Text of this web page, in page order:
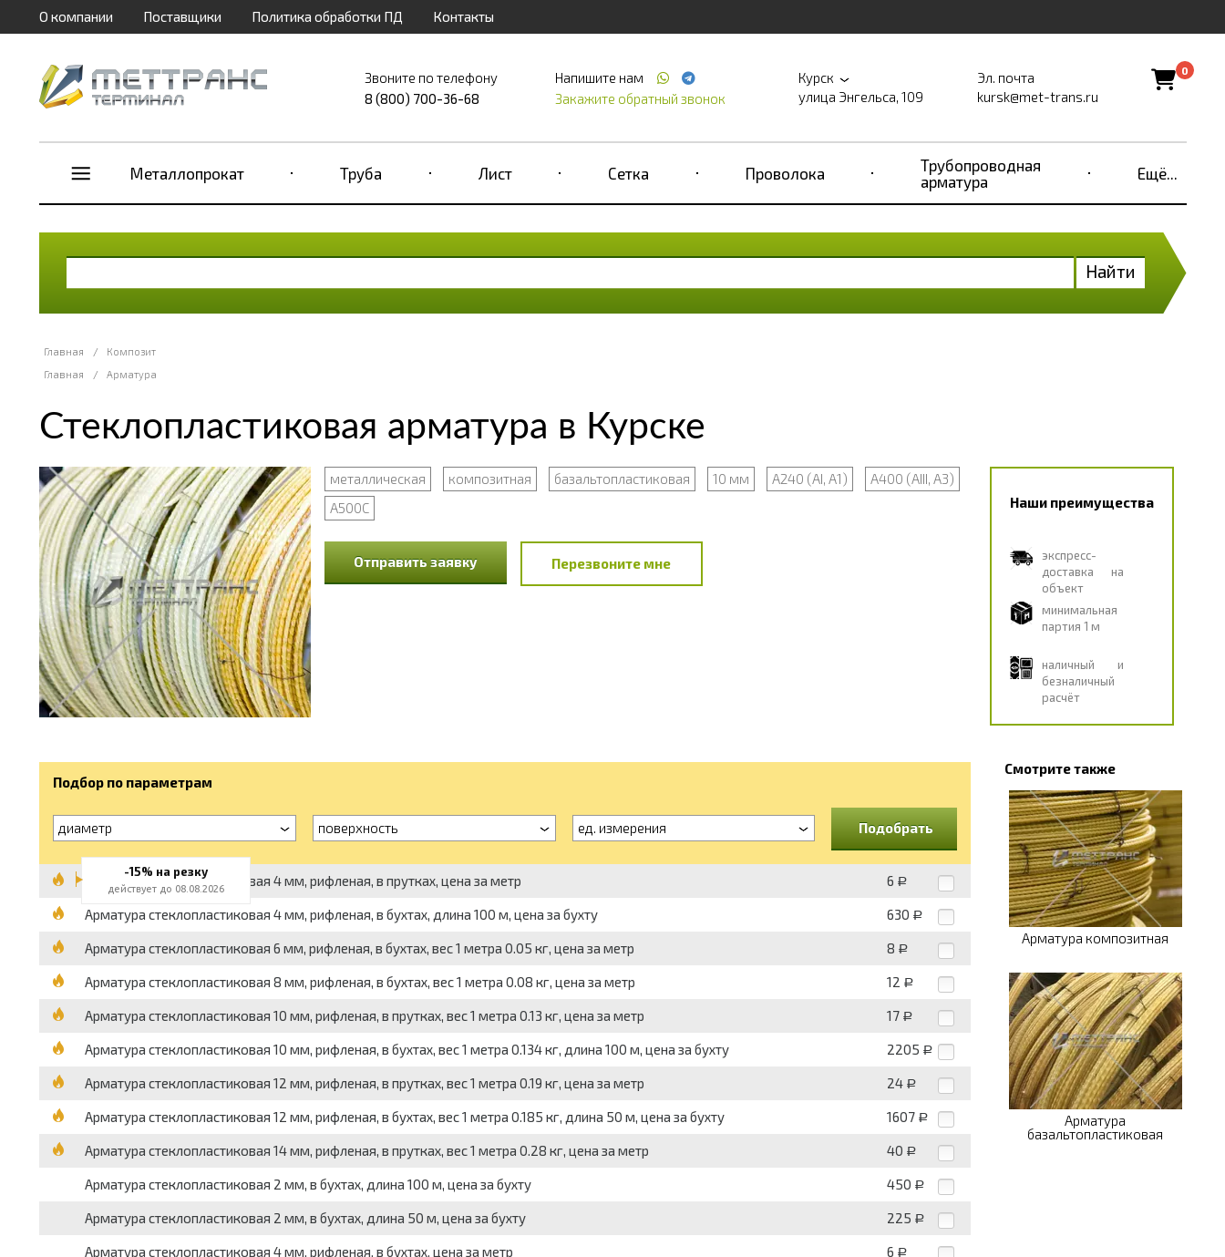
О компании Поставщики Политика обработки ПД Контакты
Звоните по телефону
8 (800) 700-36-68
Напишите нам
Закажите обратный звонок
Курск
улица Энгельса, 109
Эл. почта
kursk@met-trans.ru
0
Металлопрокат Труба Лист Сетка Проволока
Трубопроводная
арматура
Ещё...
Найти
Главная /
Композит
Главная
/ Арматура
Стеклопластиковая арматура в Курске
металлическая композитная базальтопластиковая 10 мм А240 (АI, А1)
А400 (АIII, А3)
А500С
Отправить заявку Перезвоните мне
Наши преимущества
экспресс-
доставка на
объект
минимальная
партия 1 м
наличный и
безналичный
расчёт
Подбор по параметрам
диаметр поверхность ед. измерения Подобрать
Арматура стеклопластиковая 4 мм, рифленая, в прутках, цена за метр 6 Р
Арматура стеклопластиковая 4 мм, рифленая, в бухтах, длина 100 м, цена за бухту 630 Р
Арматура стеклопластиковая 6 мм, рифленая, в бухтах, вес 1 метра 0.05 кг, цена за метр 8 Р
Арматура стеклопластиковая 8 мм, рифленая, в бухтах, вес 1 метра 0.08 кг, цена за метр 12 Р
Арматура стеклопластиковая 10 мм, рифленая, в прутках, вес 1 метра 0.13 кг, цена за метр 17 Р
Арматура стеклопластиковая 10 мм, рифленая, в бухтах, вес 1 метра 0.134 кг, длина 100 м, цена за бухту 2205 Р
Арматура стеклопластиковая 12 мм, рифленая, в прутках, вес 1 метра 0.19 кг, цена за метр 24 Р
Арматура стеклопластиковая 12 мм, рифленая, в бухтах, вес 1 метра 0.185 кг, длина 50 м, цена за бухту 1607 Р
Арматура стеклопластиковая 14 мм, рифленая, в прутках, вес 1 метра 0.28 кг, цена за метр 40 Р
Арматура стеклопластиковая 2 мм, в бухтах, длина 100 м, цена за бухту 450 Р
Арматура стеклопластиковая 2 мм, в бухтах, длина 50 м, цена за бухту 225 Р
Арматура стеклопластиковая 4 мм, рифленая, в бухтах, цена за метр 6 Р
Смотрите также
Арматура композитная
Арматура
базальтопластиковая
-15% на резку
действует до 08.08.2026